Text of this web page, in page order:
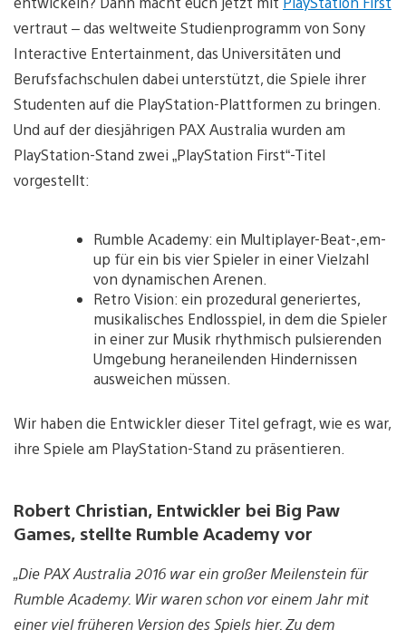
vertraut – das weltweite Studienprogramm von Sony
Interactive Entertainment, das Universitäten und
Berufsfachschulen dabei unterstützt, die Spiele ihrer
Studenten auf die PlayStation-Plattformen zu bringen.
Und auf der diesjährigen PAX Australia wurden am
PlayStation-Stand zwei „PlayStation First“-Titel
vorgestellt:
Rumble Academy: ein Multiplayer-Beat-‚em-
up für ein bis vier Spieler in einer Vielzahl
von dynamischen Arenen.
Retro Vision: ein prozedural generiertes,
musikalisches Endlosspiel, in dem die Spieler
in einer zur Musik rhythmisch pulsierenden
Umgebung heraneilenden Hindernissen
ausweichen müssen.
Wir haben die Entwickler dieser Titel gefragt, wie es war,
ihre Spiele am PlayStation-Stand zu präsentieren.
Robert Christian, Entwickler bei Big Paw
Games, stellte Rumble Academy vor
„Die PAX Australia 2016 war ein großer Meilenstein für
Rumble Academy. Wir waren schon vor einem Jahr mit
einer viel früheren Version des Spiels hier. Zu dem